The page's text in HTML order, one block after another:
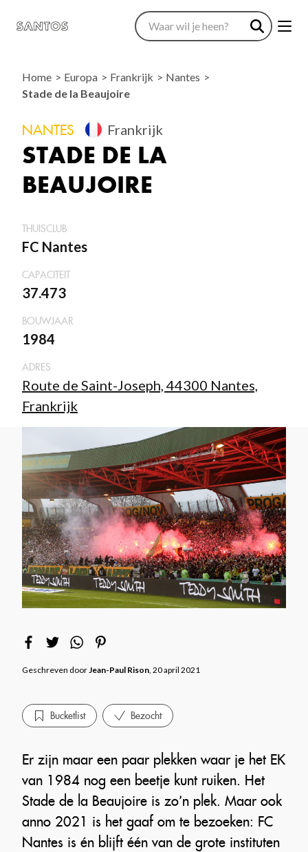
Home Europa Frankrijk
Nantes
Stade de la Beaujoire
NANTES Frankrijk
STADE DE LA
BEAUJOIRE
THUISCLUB
FC Nantes
CAPACITEIT
37.473
BOUWJAAR
1984
ADRES
Route de Saint-Joseph, 44300 Nantes,
Frankrijk
Geschreven doorJean-Paul Rison, 20 april 2021
Bucketlist Bezocht
Er zijn maar een paar plekken waar je het EK
van 1984 nog een beetje kunt ruiken. Het
Stade de la Beaujoire is zo’n plek. Maar ook
anno 2021 is het gaaf om te bezoeken: FC
Nantes is én blijft één van de grote instituten